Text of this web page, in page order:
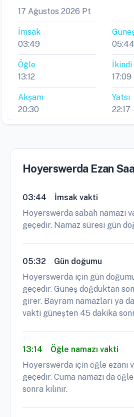
17 Ağustos 2026 Pt
İmsak
03:49
05:44
Öğle
13:12
İkindi
17:09
Akşam
20:30
Yatsı
22:17
Hoyerswerda Ezan
03:44
İmsak vakti
Hoyerswerda sabah namazı
geçedir. Namaz süresi gün
05:32
Gün doğumu
Hoyerswerda için gün
geçedir. Güneş doğduktan
girer. Bayram namazları ya
vakti güneşten 45 dakika
13:14
Öğle namazı vakti
Hoyerswerda için öğle ezanı
geçedir. Cuma namazı da
sonra kılınır.